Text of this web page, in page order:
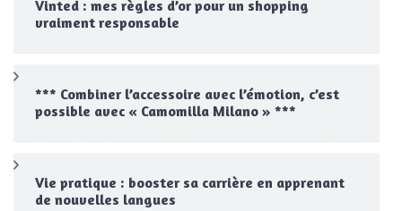
Vinted : mes règles d’or pour un shopping
vraiment responsable
*** Combiner l’accessoire avec l’émotion, c’est
possible avec « Camomilla Milano » ***
Vie pratique : booster sa carrière en apprenant
de nouvelles langues